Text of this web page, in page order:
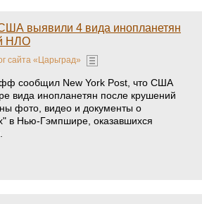
выявили 4 вида инопланетян
НЛО
сайта «Царьград»
сообщил New York Post, что США
вида инопланетян после крушений
фото, видео и документы о
в Нью-Гэмпшире, оказавшихся